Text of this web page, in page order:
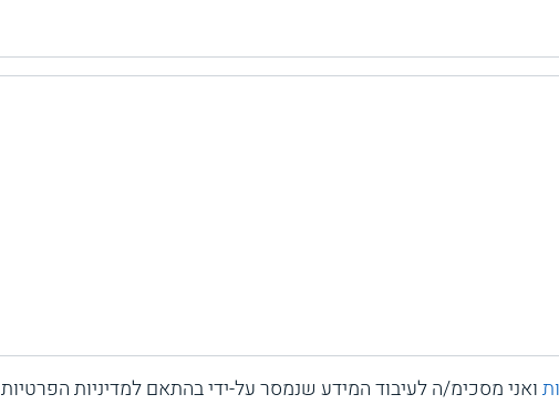
ואני מסכימ/ה לעיבוד המידע שנמסר על-ידי בהתאם למדיניות הפרטיות